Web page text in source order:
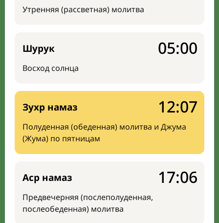
Утренняя (рассветная) молитва
Шурук
Восход солнца
05:00
Зухр намаз
Полуденная (обеденная) молитва и Джума
(Жума) по пятницам
12:07
Аср намаз
Предвечерняя (послеполуденная,
послеобеденная) молитва
17:06